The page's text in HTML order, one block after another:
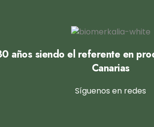
años siendo el referente en
Canarias
Síguenos en redes